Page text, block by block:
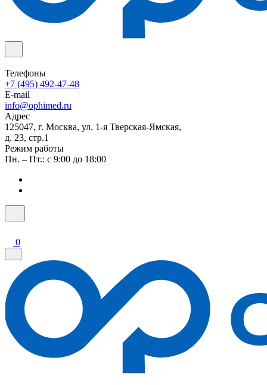
Телефоны
+7 (495) 492-47-48
E-mail
info@ophimed.ru
Адрес
125047, г. Москва, ул. 1-я Тверская-Ямская,
д. 23, стр.1
Режим работы
Пн. – Пт.: с 9:00 до 18:00
0